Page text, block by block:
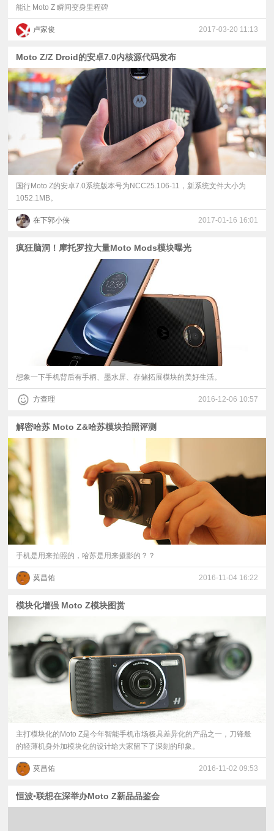
能让 Moto Z 瞬间变身里程碑
卢家俊 2017-03-20 11:13
Moto Z/Z Droid的安卓7.0内核源代码发布
国行Moto Z的安卓7.0系统版本号为NCC25.106-11，新系统文件大小为
1052.1MB。
在下郭小侠 2017-01-16 16:01
疯狂脑洞！摩托罗拉大量Moto Mods模块曝光
想象一下手机背后有手柄、墨水屏、存储拓展模块的美好生活。
方查理 2016-12-06 10:57
解密哈苏 Moto Z&哈苏模块拍照评测
手机是用来拍照的，哈苏是用来摄影的？？
莫昌佑 2016-11-04 16:22
模块化增强 Moto Z模块图赏
主打模块化的Moto Z是今年智能手机市场极具差异化的产品之一，刀锋般
的轻薄机身外加模块化的设计给大家留下了深刻的印象。
莫昌佑 2016-11-02 09:53
恒波▪联想在深举办Moto Z新品品鉴会